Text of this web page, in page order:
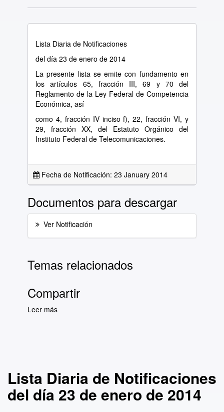
Lista Diaria de Notificaciones
del día 23 de enero de 2014
La presente lista se emite con fundamento en
los artículos 65, fracción III, 69 y 70 del
Reglamento de la Ley Federal de Competencia
Económica, así
como 4, fracción IV inciso f), 22, fracción VI, y
29, fracción XX, del Estatuto Orgánico del
Instituto Federal de Telecomunicaciones.
Fecha de Notificación: 23 January 2014
Documentos para descargar
Ver Notificación
Temas relacionados
Compartir
Leer más
Lista Diaria de Notificaciones
del día 23 de enero de 2014